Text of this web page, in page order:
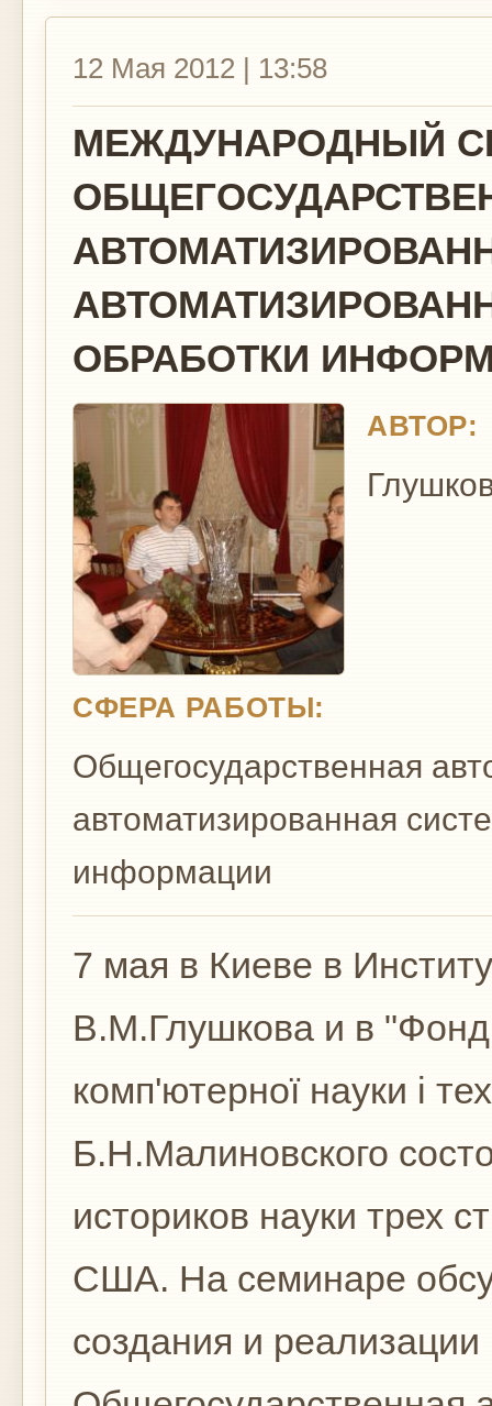
12 Мая 2012 | 13:58
МЕЖДУНАРОДНЫЙ
ОБРАБОТКИ
АВТОР:
СФЕРА РАБОТЫ:
Общегосударственная
автоматизированная
информации
‎7 мая в Киеве в
В.М.Глушкова и в "Фонді
комп'ютерної науки і
Б.Н.Малиновского
историков науки трех
США. На семинаре
создания и реализации